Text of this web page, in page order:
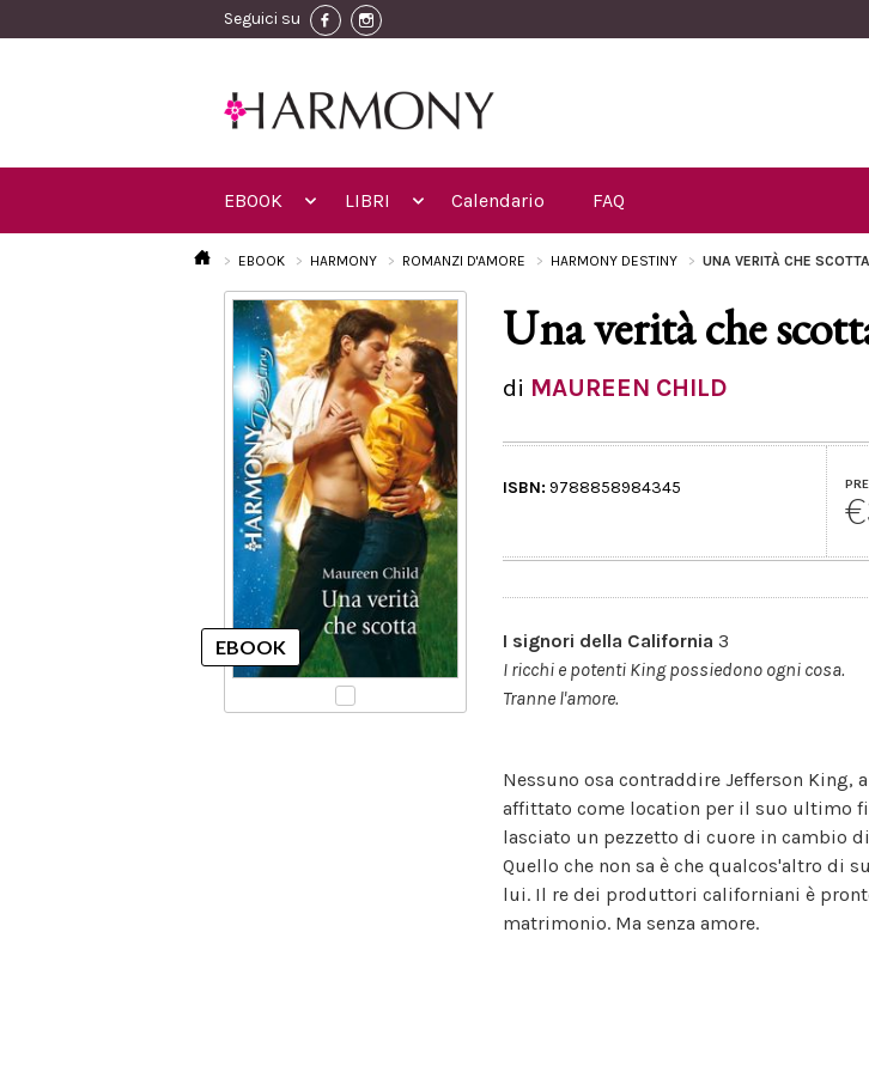
Seguici su
EBOOK LIBRI Calendario FAQ
EBOOK HARMONY ROMANZI D'AMORE HARMONY DESTINY UNA VERITÀ CHE SCOTTA
Una verità che
di MAUREEN CHILD
ISBN: 9788858984345
I signori della California 3
I ricchi e potenti King possiedono ogni cosa.
Tranne l'amore.
Nessuno osa contraddire Jefferson
affittato come location per il suo ultimo
lasciato un pezzetto di cuore in cambio
Quello che non sa è che qualcos'altro di
lui. Il re dei produttori californiani è
matrimonio. Ma senza amore.